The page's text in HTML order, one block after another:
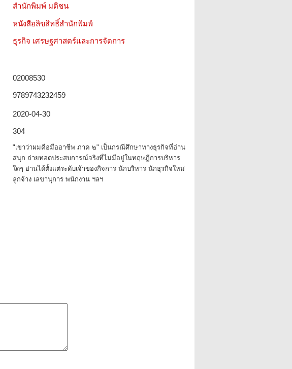
สำนักพิมพ์ มติชน
หนังสือลิขสิทธิ์สำนักพิมพ์
ธุรกิจ เศรษฐศาสตร์และการจัดการ
02008530
9789743232459
2020-04-30
304
"เขาว่าผมคือมืออาชีพ ภาค ๒" เป็นกรณีศึกษาทางธุรกิจที่อ่าน
สนุก ถ่ายทอดประสบการณ์จริงที่ไม่มีอยู่ในทฤษฎีการบริหาร
ใดๆ อ่านได้ตั้งแต่ระดับเจ้าของกิจการ นักบริหาร นักธุรกิจใหม่
ลูกจ้าง เลขานุการ พนักงาน ฯลฯ